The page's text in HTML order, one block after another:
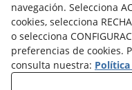
navegación. Selecciona
cookies, selecciona
o selecciona
preferencias de cookies.
consulta nuestra: